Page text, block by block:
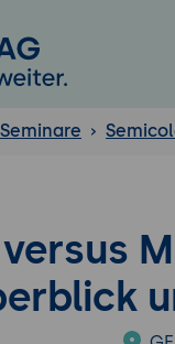
versus